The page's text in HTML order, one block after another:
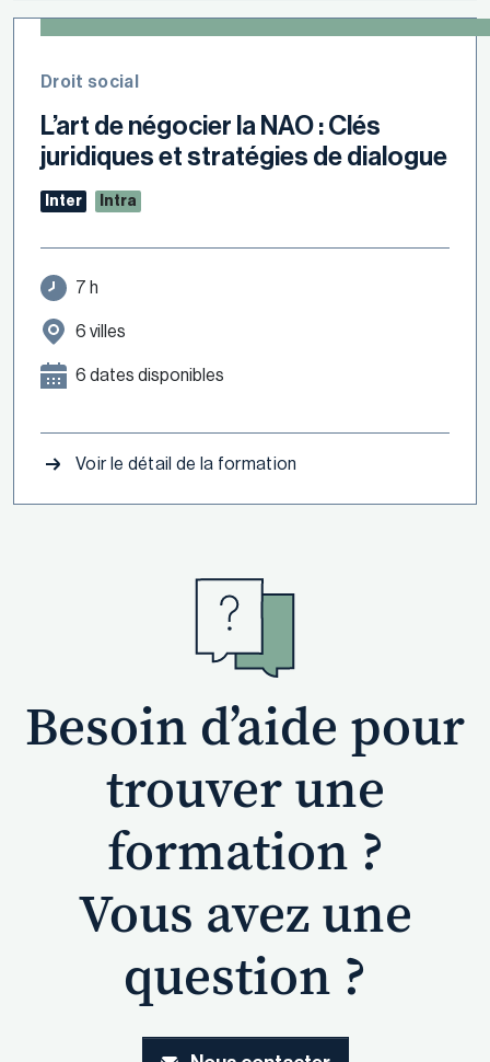
Droit social
L’art de négocier la NAO : Clés
juridiques et stratégies de dialogue
Inter Intra
7 h
6 villes
6 dates disponibles
Voir le détail de la formation
Besoin d’aide pour
trouver une
formation ?
Vous avez une
question ?